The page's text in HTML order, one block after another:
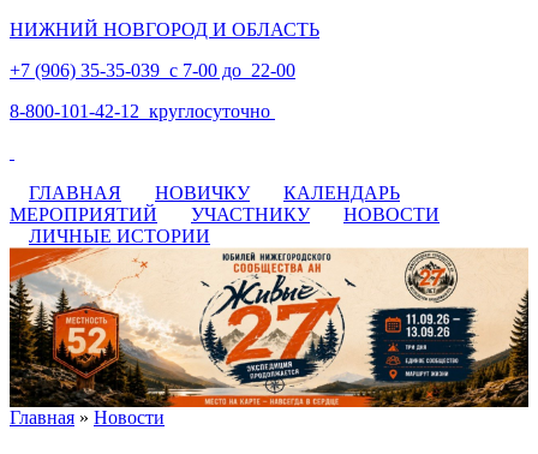
НИЖНИЙ НОВГОРОД И ОБЛАСТЬ
+7 (906) 35-35-039 с 7-00 до 22-00
8-800-101-42-12 круглосуточно
ГЛАВНАЯ НОВИЧКУ
КАЛЕНДАРЬ
МЕРОПРИЯТИЙ
УЧАСТНИКУ
НОВОСТИ
ЛИЧНЫЕ ИСТОРИИ
Главная » Новости